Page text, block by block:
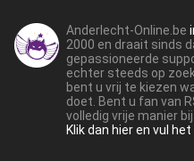
Anderlecht-Online.be
2000 en draait sinds
gepassioneerde
echter steeds op
bent u vrij te kiezen
doet. Bent u fan van
volledig vrije manier
Klik dan hier en vul